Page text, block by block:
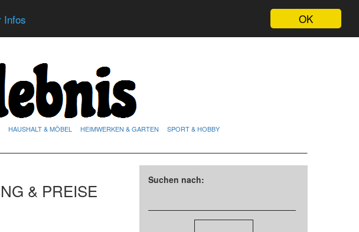
OK
Infos
HAUSHALT & MÖBEL HEIMWERKEN & GARTEN SPORT & HOBBY
& PREISE Suchen nach: